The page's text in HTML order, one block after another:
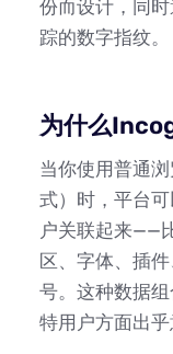
份而设计，同
踪的数字指纹。
为什么
当你使用普通
式）时，平台
户关联起来——
区、字体、插
号。这种数据
特用户方面出乎